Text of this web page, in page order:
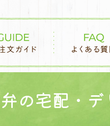
の宅配・デ